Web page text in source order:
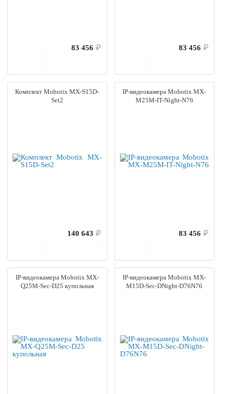
83 456 ₽
83 456 ₽
Комплект Mobotix MX-S15D-
Set2
140 643 ₽
IP-видеокамера Mobotix MX-
M25M-IT-Night-N76
83 456 ₽
IP-видеокамера Mobotix MX-
Q25M-Sec-D25 купольная
IP-видеокамера Mobotix MX-
M15D-Sec-DNight-D76N76